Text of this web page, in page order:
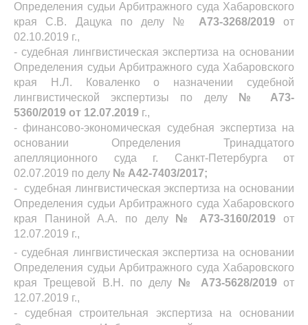
Определения судьи Арбитражного суда Хабаровского
края С.В. Дацука по делу № А73-3268/2019от
02.10.2019 г.,
- судебная лингвистическая экспертиза на основании
Определения судьи Арбитражного суда Хабаровского
края Н.Л. Коваленко о назначении судебной
лингвистической экспертизы по делу
№ А73-
5360/2019 от 12.07.2019 г.,
- финансово-экономическая судебная экспертиза на
основании Определения Тринадцатого
апелляционного суда г. Санкт-Петербурга от
02.07.2019 по делу № А42-7403/2017;
- судебная лингвистическая экспертиза на основании
Определения судьи Арбитражного суда Хабаровского
края Паниной А.А. по делу
№ А73-3160/2019 от
12.07.2019 г.,
- судебная лингвистическая экспертиза на основании
Определения судьи Арбитражного суда Хабаровского
края Трещевой В.Н. по делу
№ А73-5628/2019от
12.07.2019 г.,
- судебная строительная экспертиза на основании